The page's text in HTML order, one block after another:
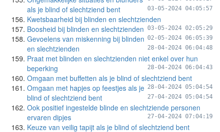
als je blind of slechtziend bent
03-05-2024 04:05:57
Kwetsbaarheid bij blinden en slechtzienden
03-05-2024 02:05:29
Boosheid bij blinden en slechtzienden
02-05-2024 06:05:39
Gevoelens van miskenning bij blinden
en slechtzienden
28-04-2024 06:04:48
Praat met blinden en slechtzienden niet enkel over hun
beperking
28-04-2024 06:04:43
Omgaan met buffetten als je blind of slechtziend bent
28-04-2024 05:04:54
Omgaan met hapjes op feestjes als je
blind of slechtziend bent
27-04-2024 05:04:54
Ook positief ingestelde blinde en slechtziende personen
ervaren dipjes
27-04-2024 07:04:19
Keuze van veilig tapijt als je blind of slechtziend bent